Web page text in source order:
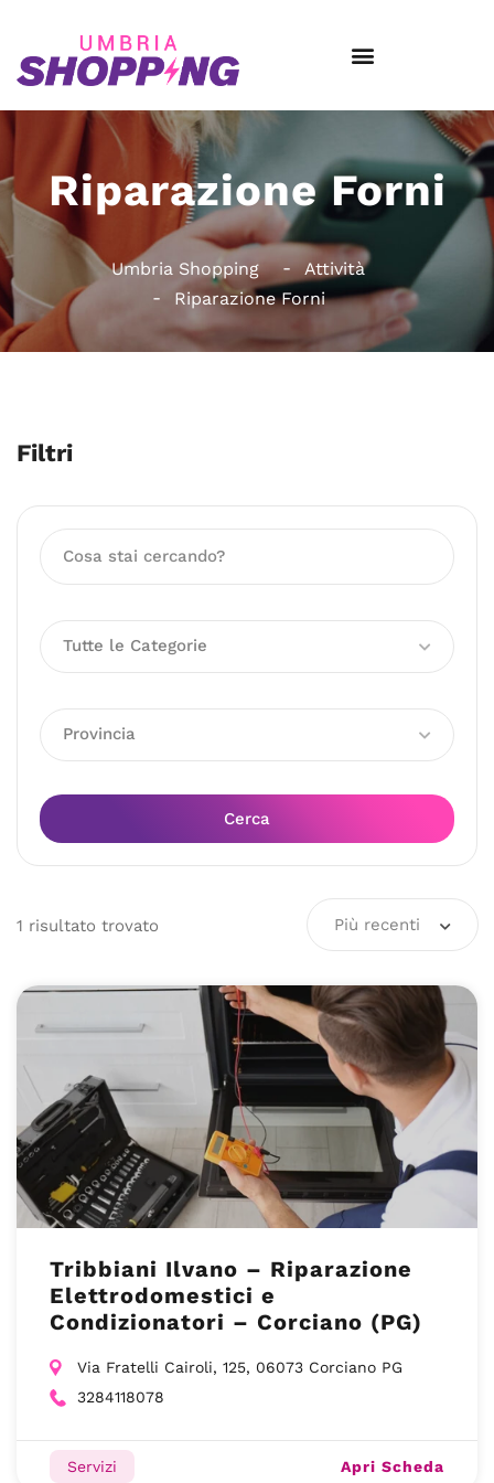
Riparazione Forni
Umbria Shopping
Attività
Riparazione Forni
Filtri
Tutte le Categorie
Provincia
Cerca
1 risultato trovato Più recenti
Tribbiani Ilvano – Riparazione
Elettrodomestici e
Condizionatori – Corciano (PG)
Via Fratelli Cairoli, 125, 06073 Corciano PG
3284118078
Servizi Apri Scheda